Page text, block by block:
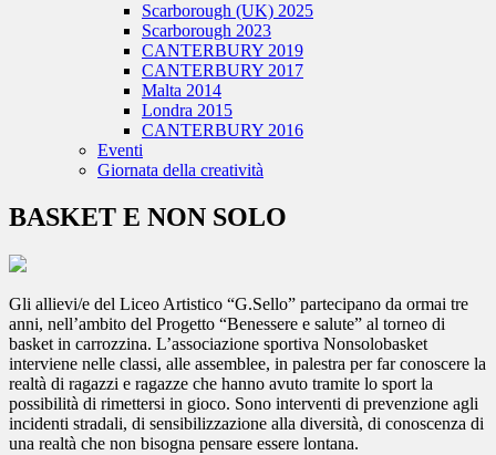
Scarborough (UK) 2025
Scarborough 2023
CANTERBURY 2019
CANTERBURY 2017
Malta 2014
Londra 2015
CANTERBURY 2016
Eventi
Giornata della creatività
BASKET E NON SOLO
Gli allievi/e del Liceo Artistico “G.Sello” partecipano da ormai tre
anni, nell’ambito del Progetto “Benessere e salute” al torneo di
basket in carrozzina. L’associazione sportiva Nonsolobasket
interviene nelle classi, alle assemblee, in palestra per far conoscere la
realtà di ragazzi e ragazze che hanno avuto tramite lo sport la
possibilità di rimettersi in gioco. Sono interventi di prevenzione agli
incidenti stradali, di sensibilizzazione alla diversità, di conoscenza di
una realtà che non bisogna pensare essere lontana.